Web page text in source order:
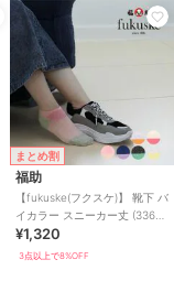
まとめ割
福助
【fukuske(フクスケ)】 靴下 バ
イカラー スニーカー丈 (3363-
826)
¥1,320
3点以上で8%OFF